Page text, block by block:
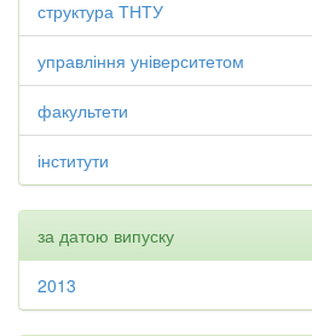
структура ТНТУ
управління університетом
факультети
інститути
за датою випуску
2013